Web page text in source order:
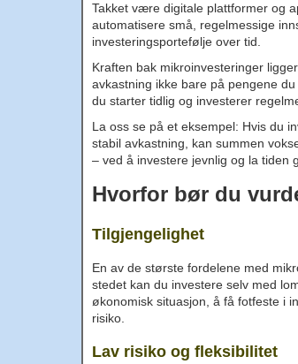
Takket være digitale plattformer og
automatisere små, regelmessige
investeringsportefølje over tid.
Kraften bak mikroinvesteringer
avkastning ikke bare på pengene
du starter tidlig og investerer
La oss se på et eksempel: Hvis du
stabil avkastning, kan summen
– ved å investere jevnlig og la tiden
Hvorfor bør du
Tilgjengelighet
En av de største fordelene med
stedet kan du investere selv med
økonomisk situasjon, å få fotfeste i
risiko.
Lav risiko og fleksibilitet